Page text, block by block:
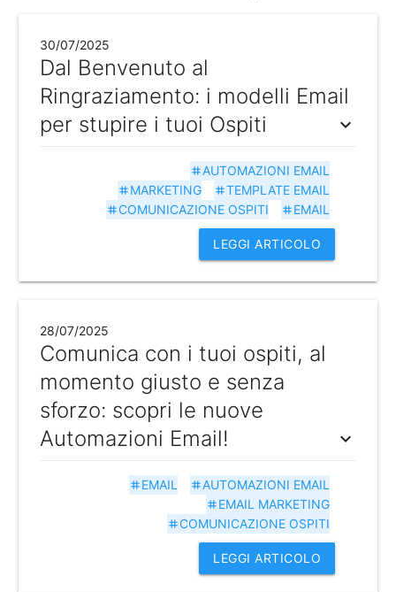
30/07/2025
Dal Benvenuto al
Ringraziamento: i modelli Email
per stupire i tuoi Ospiti
expand_more
tag AUTOMAZIONI EMAIL
tagTEMPLATE EMAIL
tag MARKETING
tag EMAIL
tag COMUNICAZIONE OSPITI
LEGGI ARTICOLO
28/07/2025
Comunica con i tuoi ospiti, al
momento giusto e senza
sforzo: scopri le nuove
Automazioni Email!
expand_more
tag AUTOMAZIONI EMAIL
tag EMAIL
tag EMAIL MARKETING
tag COMUNICAZIONE OSPITI
LEGGI ARTICOLO